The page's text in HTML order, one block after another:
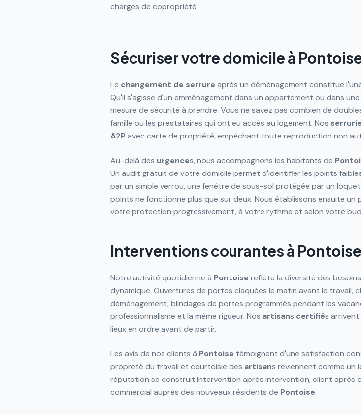
charges de copropriété.
Sécuriser votre domicile à
Le changement de serrure après un déménagement constitue
Qu'il s'agisse d'un emménagement dans un appartement ou dans
mesure de sécurité à prendre. Vous ne savez pas combien de
famille ou les prestataires qui ont eu accès au logement. Nos
A2P avec carte de propriété, empêchant toute reproduction non
Au-delà des urgences, nous accompagnons les habitants de
Un audit gratuit de votre domicile permet d'identifier les points
par un simple verrou, une fenêtre de sous-sol protégée par un
points ne fonctionne plus que sur deux. Nous établissons ensuite
votre protection progressivement, à votre rythme et selon votre
Interventions courantes à Pontoise
Notre activité quotidienne à Pontoise reflète la diversité des
dynamique. Ouvertures de portes claquées le matin avant le travail,
déménagement, blindages de portes programmés pendant les
professionnalisme et la même rigueur. Nos artisans certifiés
lieux en ordre avant de partir.
Les avis de nos clients à Pontoise témoignent d'une satisfaction
propreté du travail et courtoisie des artisans reviennent comme un
réputation se construit intervention après intervention, client après
commercial auprès des nouveaux résidents de Pontoise.